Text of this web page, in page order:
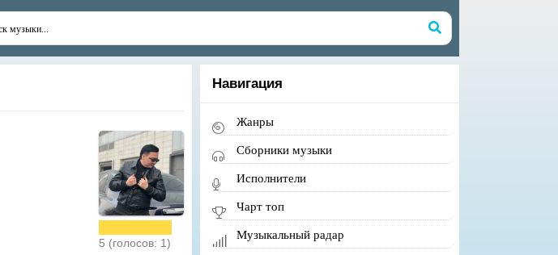
5 (голосов: 1)
Навигация
Жанры
Сборники музыки
Исполнители
Чарт топ
Музыкальный радар